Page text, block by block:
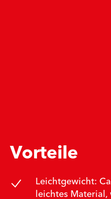
Vorteile
Leichtgewicht:
leichtes Material,